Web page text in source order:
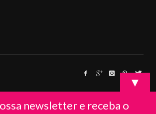
▼
newsletter e receba o